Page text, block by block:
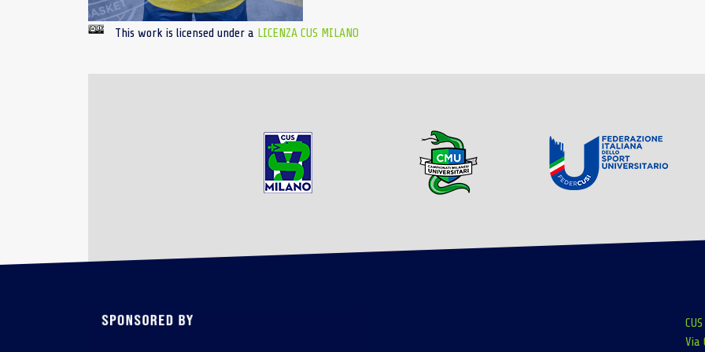
This work is licensed under a LICENZA CUS MILANO
Via